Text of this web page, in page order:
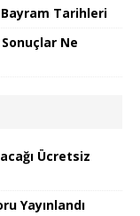
Bayram Tarihleri
Ne
Ücretsiz
Yayınlandı